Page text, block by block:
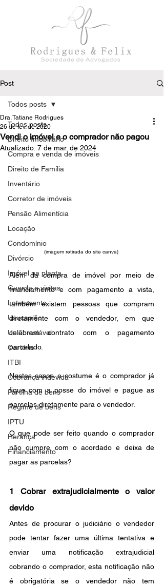
Post
Todos posts
Direito Imobiliário
Compra e venda de imóveis
Direito de Família
Inventário
Corretor de imóveis
Pensão Alimentícia
Locação
Condomínio
Divórcio
Imóvel na planta
Guarda e visitas
Loteamento
Usucapião
União estável
Cartório
ITBI
Cobrança indevida
Partilha de bens
Regime de bens
IPTU
Herança
Financiamento
Todos posts
Vendi o imóvel e o comprador não pagou
Dra. Tatiane Rodrigues
26 de fev. de 2020
Atualizado: 7 de mar. de 2024
(imagem retirada do site canva)
Além da compra de imóvel por meio de
financiamento e com pagamento a vista,
também existem pessoas que compram
diretamente com o vendedor, em que
celebram contrato com o pagamento
parcelado.
Nestes casos o costume é o comprador já
fique com a posse do imóvel e pague as
parcelas diretamente para o vendedor.
O que pode ser feito quando o comprador
não cumpre com o acordado e deixa de
pagar as parcelas?
1 Cobrar extrajudicialmente o valor
devido
Antes de procurar o judiciário o vendedor
pode tentar fazer uma última tentativa e
enviar uma notificação extrajudicial
cobrando o comprador, esta notificação não
é obrigatória se o vendedor não tem